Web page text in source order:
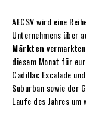
AECSV wird eine
Unternehmens über
Märkten
diesem Monat für
Cadillac Escalade
Suburban sowie der
Laufe des Jahres